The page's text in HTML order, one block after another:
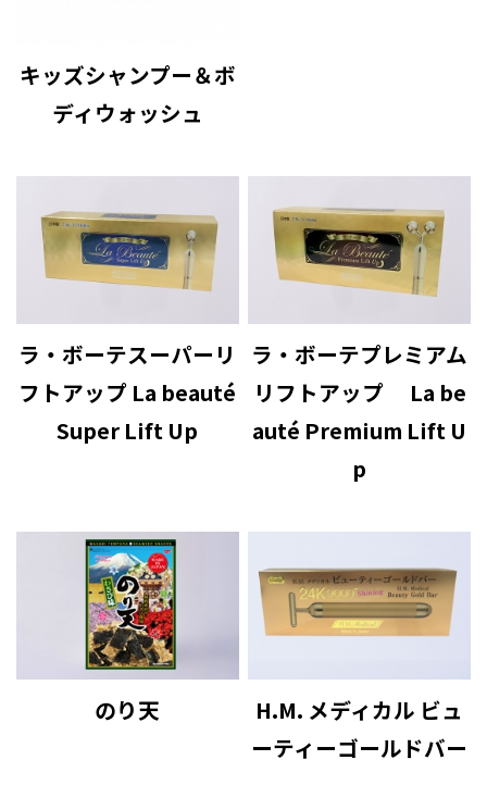
キッズシャンプー＆ボ
ディウォッシュ
ラ・ボーテスーパーリ
フトアップ La beauté
Super Lift Up
ラ・ボーテプレミアム
リフトアップ La be
auté Premium Lift U
p
のり天
H.M. メディカル ビュ
ーティーゴールドバー